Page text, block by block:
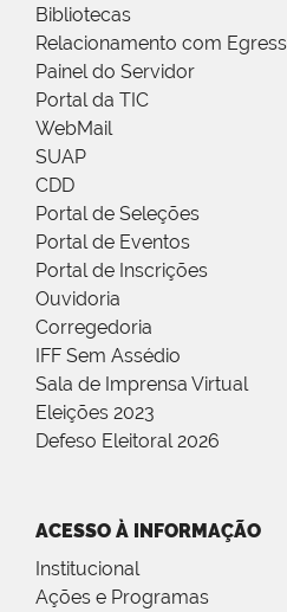
Bibliotecas
Relacionamento com
Painel do Servidor
Portal da TIC
WebMail
SUAP
CDD
Portal de Seleções
Portal de Eventos
Portal de Inscrições
Ouvidoria
Corregedoria
IFF Sem Assédio
Sala de Imprensa Virtual
Eleições 2023
Defeso Eleitoral 2026
ACESSO À INFORMAÇÃO
Institucional
Ações e Programas